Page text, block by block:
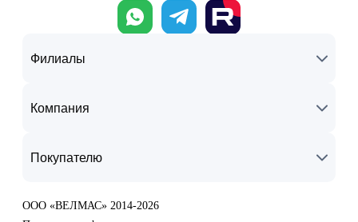
Филиалы
Компания
Покупателю
ООО «ВЕЛМАС» 2014-2026